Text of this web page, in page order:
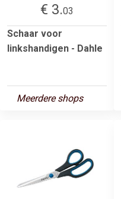
€ 3.03
Schaar voor
linkshandigen - Dahle
Meerdere shops